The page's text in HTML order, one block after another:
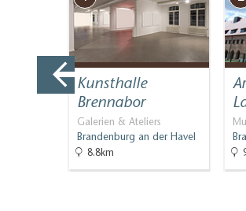
Kunsthalle
Brennabor
Galerien & Ateliers
Brandenburg an der Havel
8.8km